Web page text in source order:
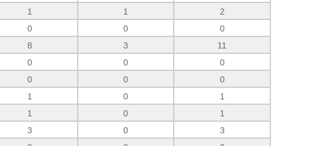
1 1
2
0 0
0
8 3
11
0 0
0
0 0
0
1 0
1
1 0
1
3 0
3